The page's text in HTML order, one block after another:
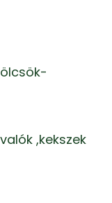
,kekszek